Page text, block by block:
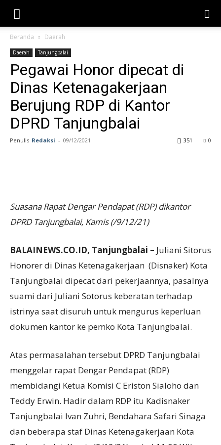
Beranda Daerah
Daerah Tanjungbalai
Pegawai Honor dipecat di
Dinas Ketenagakerjaan
Berujung RDP di Kantor
DPRD Tanjungbalai
Penulis Redaksi - 09/12/2021 0
351
Suasana Rapat Dengar Pendapat (RDP) dikantor
DPRD Tanjungbalai, Kamis (/9/12/21)
BALAINEWS.CO.ID, Tanjungbalai – Juliani Sitorus
Honorer di Dinas Ketenagakerjaan (Disnaker) Kota
Tanjungbalai dipecat dari pekerjaannya, pasalnya
suami dari Juliani Sotorus keberatan terhadap
istrinya saat disuruh untuk mengurus keperluan
dokumen kantor ke pemko Kota Tanjungbalai.
Atas permasalahan tersebut DPRD Tanjungbalai
menggelar rapat Dengar Pendapat (RDP)
membidangi Ketua Komisi C Eriston Sialoho dan
Teddy Erwin. Hadir dalam RDP itu Kadisnaker
Tanjungbalai Ivan Zuhri, Bendahara Safari Sinaga
dan beberapa staf Dinas Ketenagakerjaan Kota